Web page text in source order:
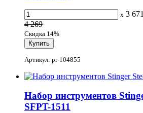
x 3 671
4 269
Скидка 14%
Артикул: pr-104855
Набор инструментов
SFPT-1511